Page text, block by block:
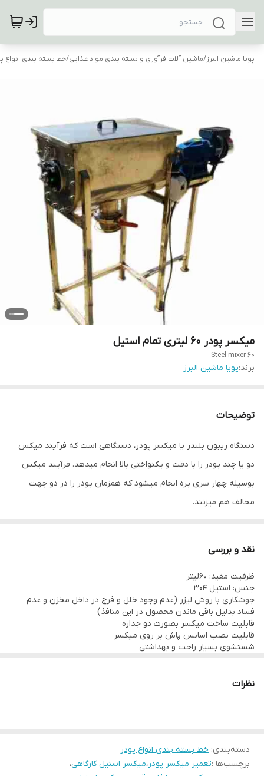
پویا ماشین البرز/ماشین آلات فرآوری و بسته بندی مواد غذایی/خط بسته بندی انواع
میکسر پودر ۶۰ لیتری تمام استیل
Steel mixer 60
برند:پویا ماشین البرز
توضیحات
دستگاه ریبون بلندر یا میکسر پودر، دستگاهی است که فرآیند میکس
دو یا چند پودر را با دقت و یکنواختی بالا انجام میدهد. فرآیند میکس
بوسیله چهار سری پره انجام میشود که همزمان پودر را در دو جهت
مخالف هم میزنند.
نقد و بررسی
ظرفیت مفید: 60لیتر
جنس: استیل 304
جوشکاری با روش لیزر (عدم وجود خلل و فرج در داخل مخزن و عدم
فساد بدلیل باقی ماندن محصول در این منافذ)
قابلیت ساخت میکسر بصورت دو جداره
قابلیت نصب اسانس پاش بر روی میکسر
شستشوی بسیار راحت و بهداشتی
امکان نصب موتور تکفاز یا سه فاز مناسب با شرایط محیط کار مشتری
نظرات
دسته‌بندی: خط بسته بندی انواع پودر
برچسب‌ها :تعمیر میکسر پودر،میکسر استیل کارگاهی،